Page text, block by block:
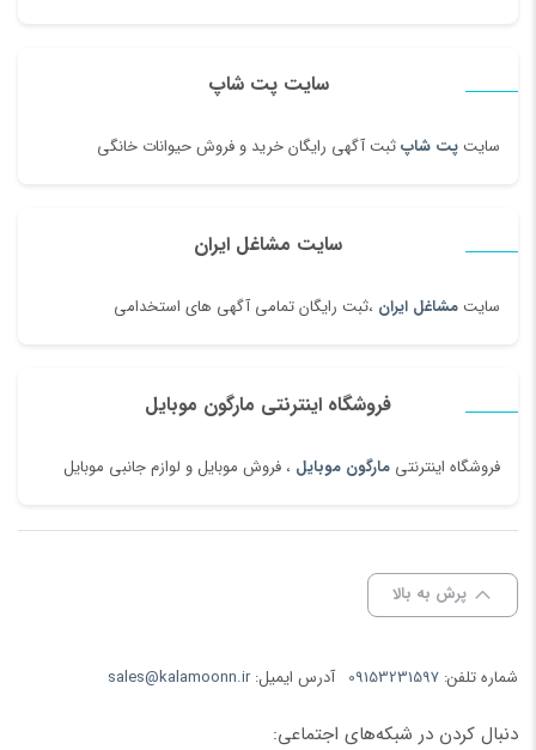
سایت پت شاپ
سایت پت شاپثبت آگهی رایگان خرید و فروش حیوانات خانگی
سایت مشاغل ایران
سایت مشاغل ایران ،ثبت رایگان تمامی آگهی های استخدامی
فروشگاه اینترنتی مارگون موبایل
فروشگاه اینترنتی مارگون موبایل ، فروش موبایل و لوازم جانبی موبایل
پرش به بالا
شماره تلفن: 09153231597 آدرس ایمیل:sales@kalamoonn.ir
دنبال کردن در شبکه‌های اجتماعی: